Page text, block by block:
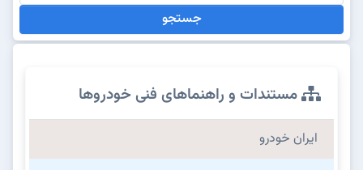
جستجو
مستندات و راهنماهای فنی خودروها
ایران خودرو